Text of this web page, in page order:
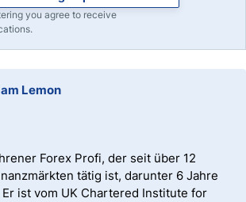
you agree to receive
Lemon
Forex Profi, der seit über 12
tätig ist, darunter 6 Jahre
ist vom UK Chartered Institute for